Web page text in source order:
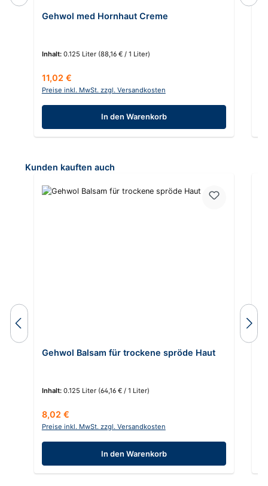
Gehwol med Hornhaut Creme
Inhalt: 0.125 Liter (88,16 € / 1 Liter)
Regulärer Preis:
11,02 €
Preise inkl. MwSt. zzgl. Versandkosten
In den Warenkorb
Produktgalerie überspringen
Kunden kauften auch
Gehwol Balsam für trockene spröde Haut
Inhalt: 0.125 Liter (64,16 € / 1 Liter)
Regulärer Preis:
8,02 €
Preise inkl. MwSt. zzgl. Versandkosten
In den Warenkorb